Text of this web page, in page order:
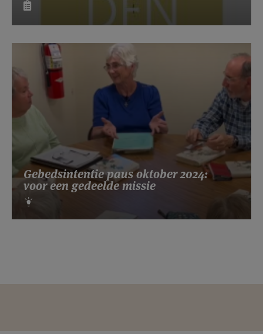
Gebedsintentie paus oktober 2024:
voor een gedeelde missie